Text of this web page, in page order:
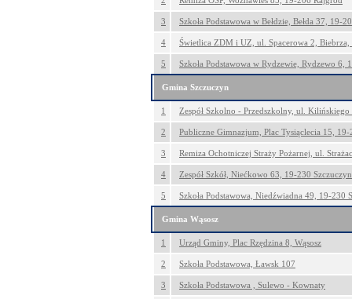
3 Szkoła Podstawowa w Bełdzie, Bełda 37, 19-
4 Świetlica ZDM i UZ, ul. Spacerowa 2,
5 Szkoła Podstawowa w Rydzewie, Rydzewo 6,
Gmina Szczuczyn
1 Zespół Szkolno - Przedszkolny, ul.
2 Publiczne Gimnazjum, Plac Tysiąclecia 15, 19-
3 Remiza Ochotniczej Straży Pożarnej, ul.
4 Zespół Szkół, Niećkowo 63, 19-230 Szczuczyn
5 Szkoła Podstawowa, Niedźwiadna 49, 19-230
Gmina Wąsosz
1 Urząd Gminy, Plac Rzędzina 8, Wąsosz
2 Szkoła Podstawowa, Ławsk 107
3 Szkoła Podstawowa , Sulewo - Kownaty